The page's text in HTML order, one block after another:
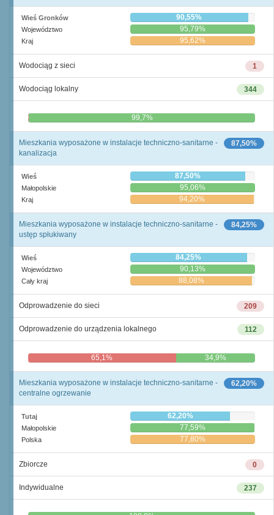
Wieś Gronków 90,55%
Województwo 95,79%
Kraj 95,62%
1
Wodociąg z sieci
344
Wodociąg lokalny
0,3% 99,7%
87,50%
Mieszkania wyposażone w instalacje techniczno-sanitarne -
kanalizacja
Wieś 87,50%
Małopolskie 95,06%
Kraj 94,20%
84,25%
Mieszkania wyposażone w instalacje techniczno-sanitarne -
ustęp spłukiwany
Wieś 84,25%
Województwo 90,13%
Cały kraj 88,08%
209
Odprowadzenie do sieci
112
Odprowadzenie do urządzenia lokalnego
65,1% 34,9%
62,20%
Mieszkania wyposażone w instalacje techniczno-sanitarne -
centralne ogrzewanie
Tutaj 62,20%
Małopolskie 77,59%
Polska 77,80%
0
Zbiorcze
237
Indywidualne